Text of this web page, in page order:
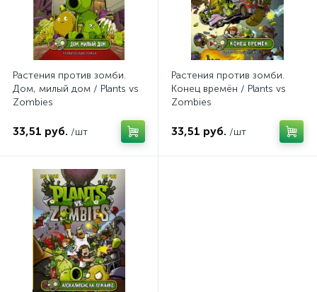
Растения против зомби.
Дом, милый дом / Plants vs
Zombies
33,51 руб. /шт
Растения против зомби.
Конец времён / Plants vs
Zombies
33,51 руб. /шт